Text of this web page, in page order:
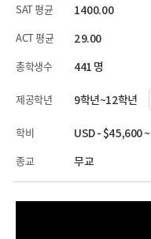
SAT 평균 1400.00
ACT 평균 29.00
총학생수 441 명
제공학년 9학년~12학년
학비 USD - $45,600 ~
종교 무교